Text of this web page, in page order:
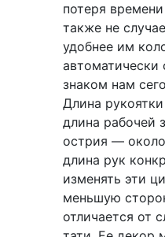
потеря
также не
удобнее им
автоматически
знаком нам
Длина
длина рабочей
острия —
длина рук
изменять эти
меньшую
отличается от